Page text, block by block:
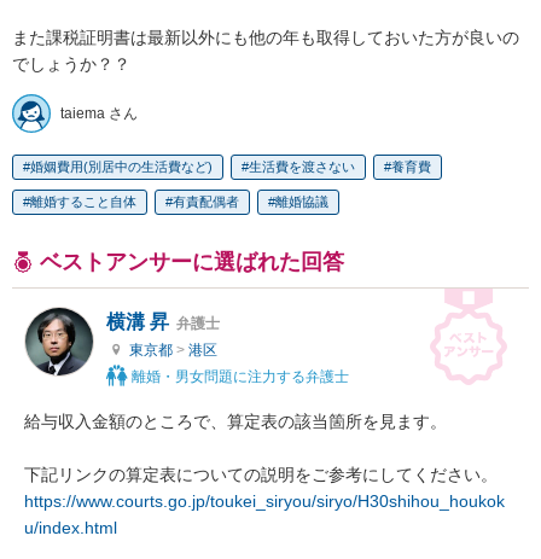
また課税証明書は最新以外にも他の年も取得しておいた方が良いの
でしょうか？？
taiema さん
婚姻費用(別居中の生活費など) 生活費を渡さない 養育費
離婚すること自体 有責配偶者 離婚協議
ベストアンサーに選ばれた回答
横溝 昇 弁護士
東京都 > 港区
離婚・男女問題に注力する弁護士
給与収入金額のところで、算定表の該当箇所を見ます。
https://www.courts.go.jp/toukei_siryou/siryo/H30shihou_houkok
u/index.html